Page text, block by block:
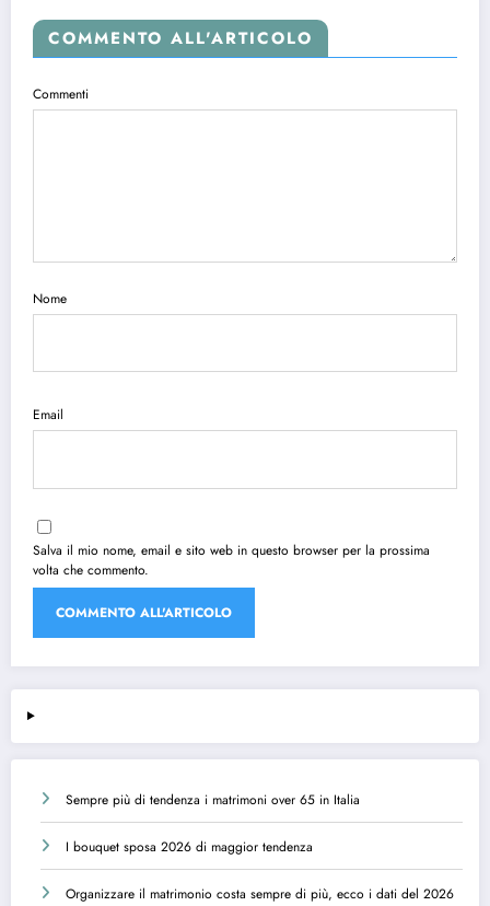
COMMENTO ALL'ARTICOLO
Commenti
Nome
Email
Salva il mio nome, email e sito web in questo browser per la prossima
volta che commento.
Sempre più di tendenza i matrimoni over 65 in Italia
I bouquet sposa 2026 di maggior tendenza
Organizzare il matrimonio costa sempre di più, ecco i dati del 2026